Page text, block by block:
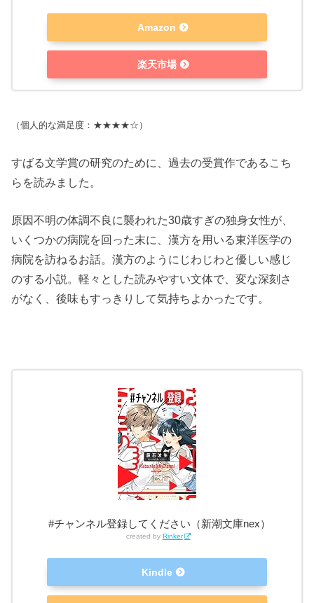
Amazon
楽天市場
（個人的な満足度：★★★★☆）
すばる文学賞の研究のために、過去の受賞作であるこち
らを読みました。
原因不明の体調不良に襲われた30歳すぎの独身女性が、
いくつかの病院を回った末に、漢方を用いる東洋医学の
病院を訪ねるお話。漢方のようにじわじわと優しい感じ
のする小説。軽々とした読みやすい文体で、変な深刻さ
がなく、後味もすっきりして気持ちよかったです。
#チャンネル登録してください（新潮文庫nex）
created by Rinker
Kindle